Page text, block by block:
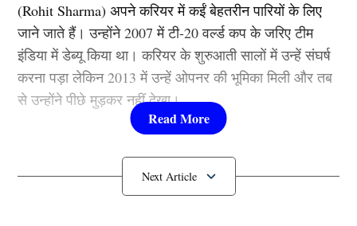
(Rohit Sharma) अपने करियर में कईं बेहतरीन पारियों के लिए
जाने जाते हैं। उन्होंने 2007 में टी-20 वर्ल्ड कप के जरिए टीम
इंडिया में डेब्यू किया था। करियर के शुरुआती सालों में उन्हें संघर्ष
करना पड़ा लेकिन 2013 में उन्हें ओपनर की भूमिका मिली और तब
से उन्होंने पीछे मुड़कर नहीं देखा।
और इस भूमिका में भी खूब सफलता हासिल की। ​​क्रिकेट में
सफलता के साथ-साथ जरूरतमंदों की मदद में भी रोहित शर्मा का